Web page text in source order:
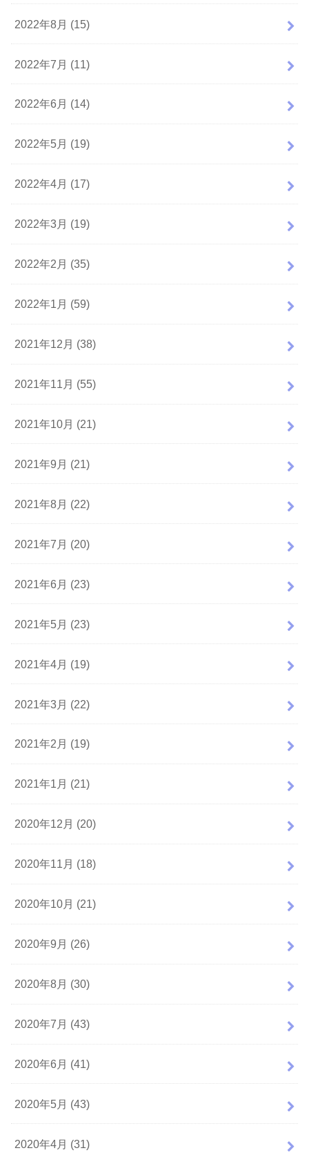
2022年8月 (15)
2022年7月 (11)
2022年6月 (14)
2022年5月 (19)
2022年4月 (17)
2022年3月 (19)
2022年2月 (35)
2022年1月 (59)
2021年12月 (38)
2021年11月 (55)
2021年10月 (21)
2021年9月 (21)
2021年8月 (22)
2021年7月 (20)
2021年6月 (23)
2021年5月 (23)
2021年4月 (19)
2021年3月 (22)
2021年2月 (19)
2021年1月 (21)
2020年12月 (20)
2020年11月 (18)
2020年10月 (21)
2020年9月 (26)
2020年8月 (30)
2020年7月 (43)
2020年6月 (41)
2020年5月 (43)
2020年4月 (31)